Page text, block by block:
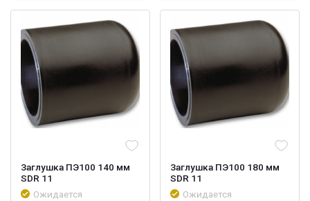
Заглушка ПЭ100 140 мм
SDR 11
Ожидается
Заглушка ПЭ100 180 мм
SDR 11
Ожидается